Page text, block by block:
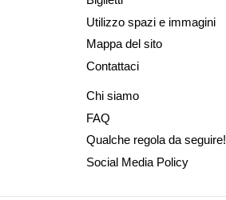
Utilizzo spazi e immagini
Mappa del sito
Contattaci
Chi siamo
FAQ
Qualche regola da seguire!
Social Media Policy